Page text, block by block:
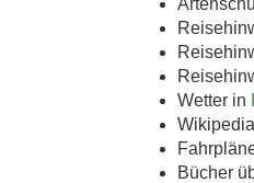
Wetter in
Bücher